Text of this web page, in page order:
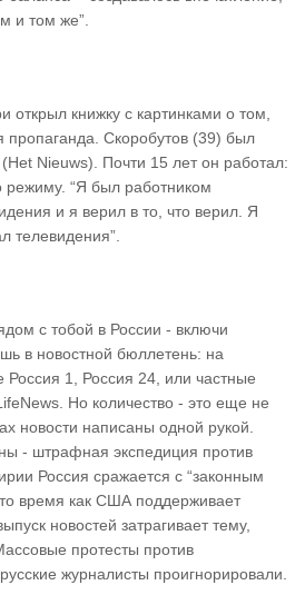
и том же”.
открыл книжку с картинками о том,
пропаганда. Скоробутов (39) был
Nieuws). Почти 15 лет он работал:
режиму. “Я был работником
и я верил в то, что верил. Я
телевидения”.
с тобой в России - включи
в новостной бюллетень: на
Россия 1, Россия 24, или частные
Но количество - это еще не
новости написаны одной рукой.
- штрафная экспедиция против
Россия сражается с “законным
время как США поддерживает
новостей затрагивает тему,
протесты против
журналисты проигнорировали.